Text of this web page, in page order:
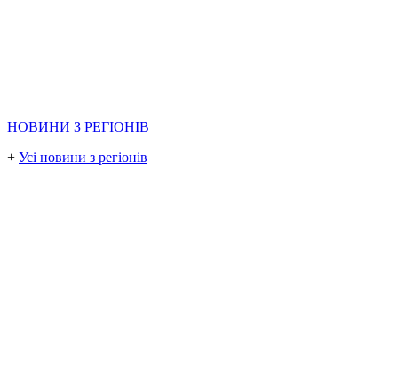
НОВИНИ З РЕГІОНІВ
+ Усі новини з регіонів